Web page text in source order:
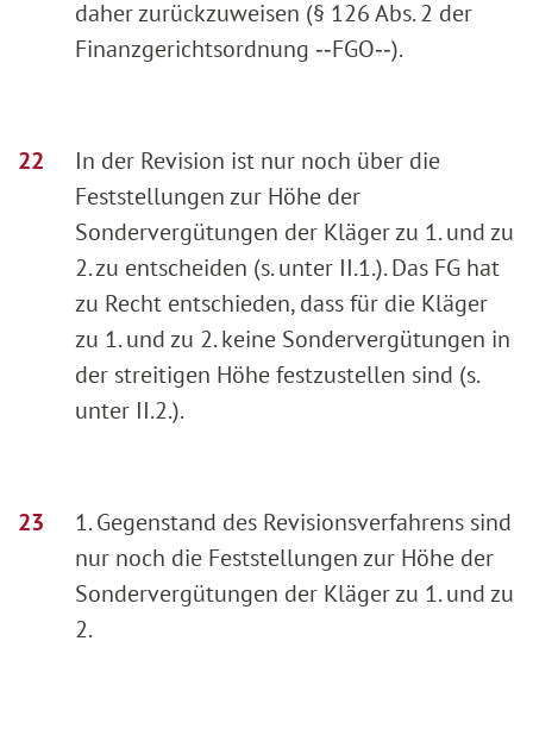
daher zurückzuweisen (§ 126 Abs. 2 der
Finanzgerichtsordnung ‑‑FGO‑‑).
In der Revision ist nur noch über die
Feststellungen zur Höhe der
Sondervergütungen der Kläger zu 1. und zu
2. zu entscheiden (s. unter II.1.). Das FG hat
zu Recht entschieden, dass für die Kläger
zu 1. und zu 2. keine Sondervergütungen in
der streitigen Höhe festzustellen sind (s.
unter II.2.).
1. Gegenstand des Revisionsverfahrens sind
nur noch die Feststellungen zur Höhe der
Sondervergütungen der Kläger zu 1. und zu
2.